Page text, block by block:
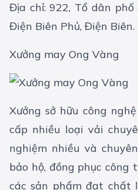
Địa chỉ: 922, Tổ dân phố
Điện Biên Phủ, Điện Biên.
Xưởng may Ong Vàng
Xưởng sở hữu công
cấp nhiều loại vải
nghiệm nhiều và
bảo hộ, đồng phục công
các sản phẩm đạt chất